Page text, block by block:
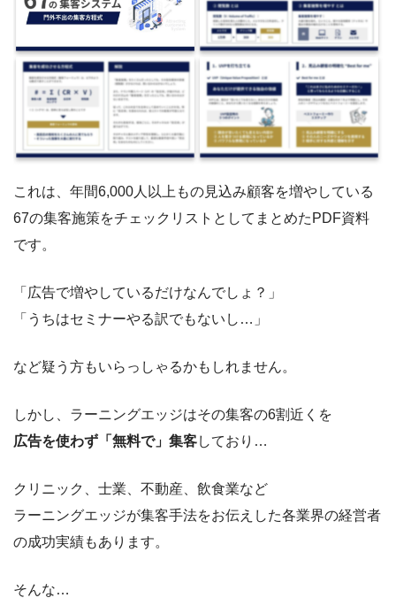
これは、年間6,000人以上もの見込み顧客を増やしている
67の集客施策をチェックリストとしてまとめたPDF資料
です。
「広告で増やしているだけなんでしょ？」
「うちはセミナーやる訳でもないし…」
など疑う方もいらっしゃるかもしれません。
しかし、ラーニングエッジはその集客の6割近くを
広告を使わず「無料で」集客しており…
クリニック、士業、不動産、飲食業など
ラーニングエッジが集客手法をお伝えした各業界の経営者
の成功実績もあります。
そんな…